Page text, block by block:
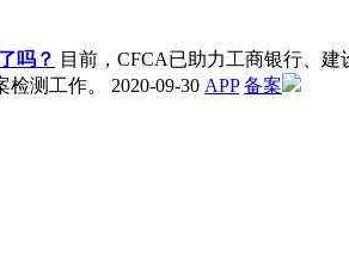
吗？ 目前，CFCA已助力工商银行、
检测工作。
2020-09-30 APP 备案